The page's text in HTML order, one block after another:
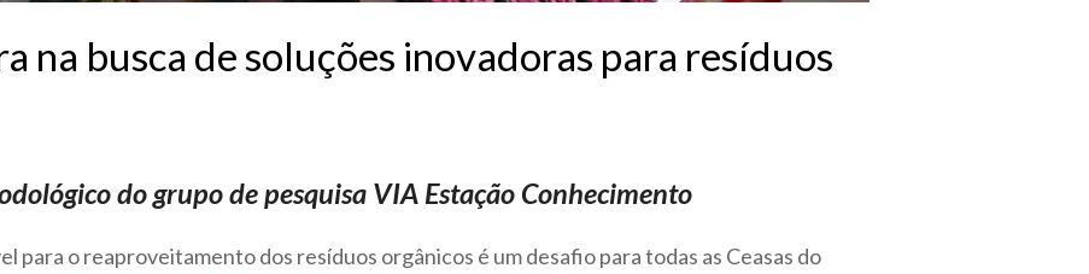
na busca de soluções inovadoras para resíduos
dogrupo de pesquisa VIA Estação Conhecimento
para o reaproveitamento dos resíduos orgânicos é um desafio para todas as Ceasas do